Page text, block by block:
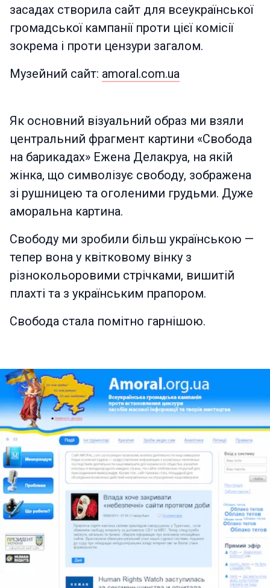
засадах створила сайт для всеукраїнської
громадської кампанії проти цієї комісії
зокрема і проти цензури загалом.
Музейний сайт: amoral.com.ua
Як основний візуальний образ ми взяли
центральний фрагмент картини «Свобода
на барикадах» Ежена Делакруа, на якій
жінка, що символізує свободу, зображена
зі рушницею та оголеними грудьми. Дуже
аморальна картина.
Свободу ми зробили більш українською —
тепер вона у квітковому вінку з
різнокольоровими стрічками, вишитій
плахті та з українським прапором.
Свобода стала помітно гарнішою.